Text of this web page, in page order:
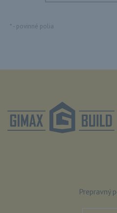
*- povinné polia
Prepravný